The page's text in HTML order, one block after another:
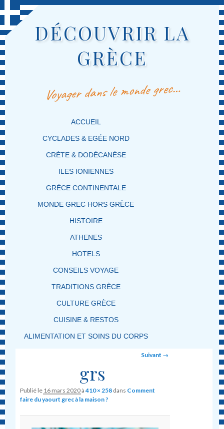
DÉCOUVRIR LA
GRÈCE
Voyager dans le monde grec…
MENU PRINCIPAL
MASQUER LA NAVIGATION PRINCIPALE
MASQUER LA NAVIGATION SECONDAIRE
ACCUEIL
CYCLADES & EGÉE NORD
CRÈTE & DODÉCANÈSE
ILES IONIENNES
GRÈCE CONTINENTALE
MONDE GREC HORS GRÈCE
HISTOIRE
ATHENES
HOTELS
CONSEILS VOYAGE
TRADITIONS GRÈCE
CULTURE GRÈCE
CUISINE & RESTOS
ALIMENTATION ET SOINS DU CORPS
Suivant →
grs
Publié le 16 mars 2020à410 × 258 dans Comment
faire du yaourt grec à la maison ?